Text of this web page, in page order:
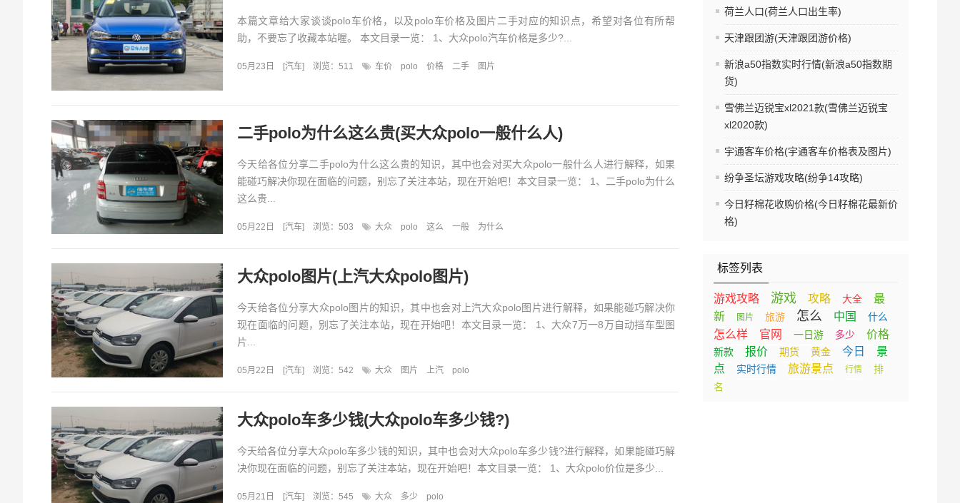
荷兰人口(荷兰人口出生率)
天津跟团游(天津跟团游价格)
新浪a50指数实时行情(新浪a50指数期
货)
雪佛兰迈锐宝xl2021款(雪佛兰迈锐宝
xl2020款)
宇通客车价格(宇通客车价格表及图片)
纷争圣坛游戏攻略(纷争14攻略)
今日籽棉花收购价格(今日籽棉花最新价
格)
标签列表
游戏攻略 游戏 攻略 大全
最
新
图片 旅游 怎么 中国 什么
怎么样 官网 一日游 多少 价格
新款 报价 期货 黄金 今日
景
点
实时行情 旅游景点 行情
排
名
本篇文章给大家谈谈polo车价格，以及polo车价格及图片二手对应的知识点，希望对各位有所帮
助，不要忘了收藏本站喔。 本文目录一览： 1、大众polo汽车价格是多少?...
05月23日 [汽车] 浏览：511 车价 polo 价格 二手 图片
二手polo为什么这么贵(买大众polo一般什么人)
今天给各位分享二手polo为什么这么贵的知识，其中也会对买大众polo一般什么人进行解释，如果
能碰巧解决你现在面临的问题，别忘了关注本站，现在开始吧！本文目录一览： 1、二手polo为什么
这么贵...
05月22日 [汽车] 浏览：503 大众 polo 这么 一般 为什么
大众polo图片(上汽大众polo图片)
今天给各位分享大众polo图片的知识，其中也会对上汽大众polo图片进行解释，如果能碰巧解决你
现在面临的问题，别忘了关注本站，现在开始吧！本文目录一览： 1、大众7万一8万自动挡车型图
片...
05月22日 [汽车] 浏览：542 大众 图片 上汽 polo
大众polo车多少钱(大众polo车多少钱?)
今天给各位分享大众polo车多少钱的知识，其中也会对大众polo车多少钱?进行解释，如果能碰巧解
决你现在面临的问题，别忘了关注本站，现在开始吧！本文目录一览： 1、大众polo价位是多少...
05月21日 [汽车] 浏览：545 大众 多少 polo